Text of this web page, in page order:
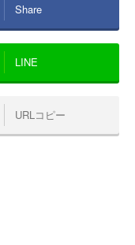
Share
LINE
URLコピー